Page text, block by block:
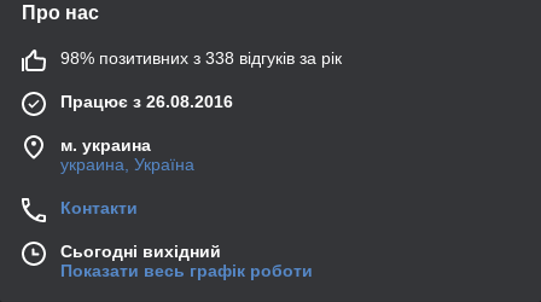
Про нас
98% позитивних з 338 відгуків за рік
Працює з 26.08.2016
м. украина
украина, Україна
Контакти
Сьогодні вихідний
Показати весь графік роботи